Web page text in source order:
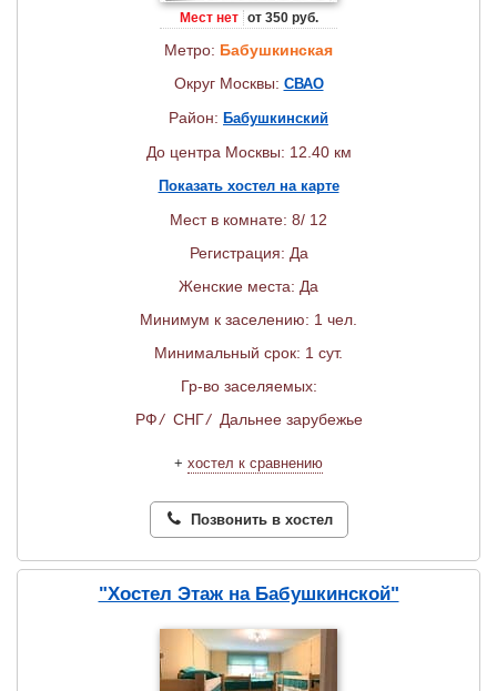
Мест нет от 350 руб.
Метро: Бабушкинская
Округ Москвы: СВАО
Район: Бабушкинский
До центра Москвы: 12.40 км
Показать хостел на карте
Мест в комнате: 8/ 12
Регистрация: Да
Женские места: Да
Минимум к заселению: 1 чел.
Минимальный срок: 1 сут.
Гр-во заселяемых:
РФ/ СНГ/ Дальнее зарубежье
+ хостел к сравнению
Позвонить в хостел
"Хостел Этаж на Бабушкинской"